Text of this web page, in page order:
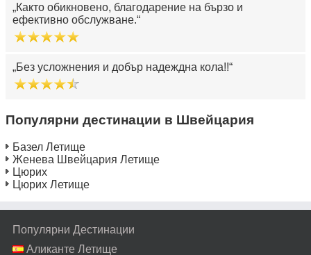
Както обикновено, благодарение на бързо и
ефективно обслужване.
Без усложнения и добър надеждна кола!!
Популярни дестинации в Швейцария
Базел Летище
Женева Швейцария Летище
Цюрих
Цюрих Летище
Популярни Дестинации
Аликанте Летище